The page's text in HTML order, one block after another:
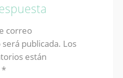
correo
publicada. Los
están
*